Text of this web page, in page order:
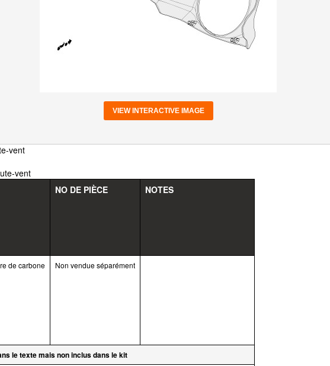
VIEW INTERACTIVE IMAGE
vent
vent
NO DE PIÈCE NOTES
de carbone Non vendue séparément
le texte mais non inclus dans le kit